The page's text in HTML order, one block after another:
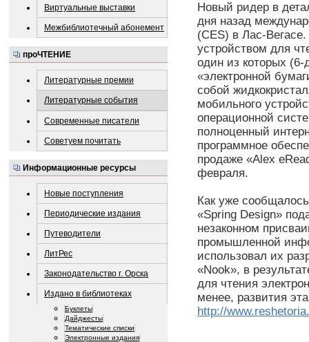
Виртуальные выставки
Межбиблиотечный абонемент
проЧТЕНИЕ
Литературные премии
Литературные события
Современные писатели
Советуем почитать
Информационные ресурсы
Новые поступления
Периодические издания
Путеводители
ЛитРес
Законодательство г. Орска
Издано в библиотеках
Буклеты
Дайджесты
Тематические списки
Электронные издания
Новый ридер в
дня назад
(CES) в Лас-
устройством для
один из которых
«электронной
собой
мобильного
операционной
полноценный
программное
продаже «Alex
февраля.
Как уже
«Spring Design»
незаконном
промышленной
использовал их
«Nook», в
для чтения
менее, развития
http://